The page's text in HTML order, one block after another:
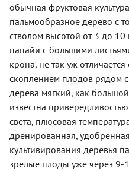
обычная фруктовая
пальмообразное дерево с
стволом высотой от 3 до
папайи с большими
крона, не так уж
скоплением плодов рядом
дерева мягкий, как
известна
света, плюсовая
дренированная,
культивирования деревья
зрелые плоды уже через 9-